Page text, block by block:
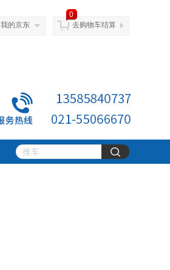
我的京东
0
去购物车结算